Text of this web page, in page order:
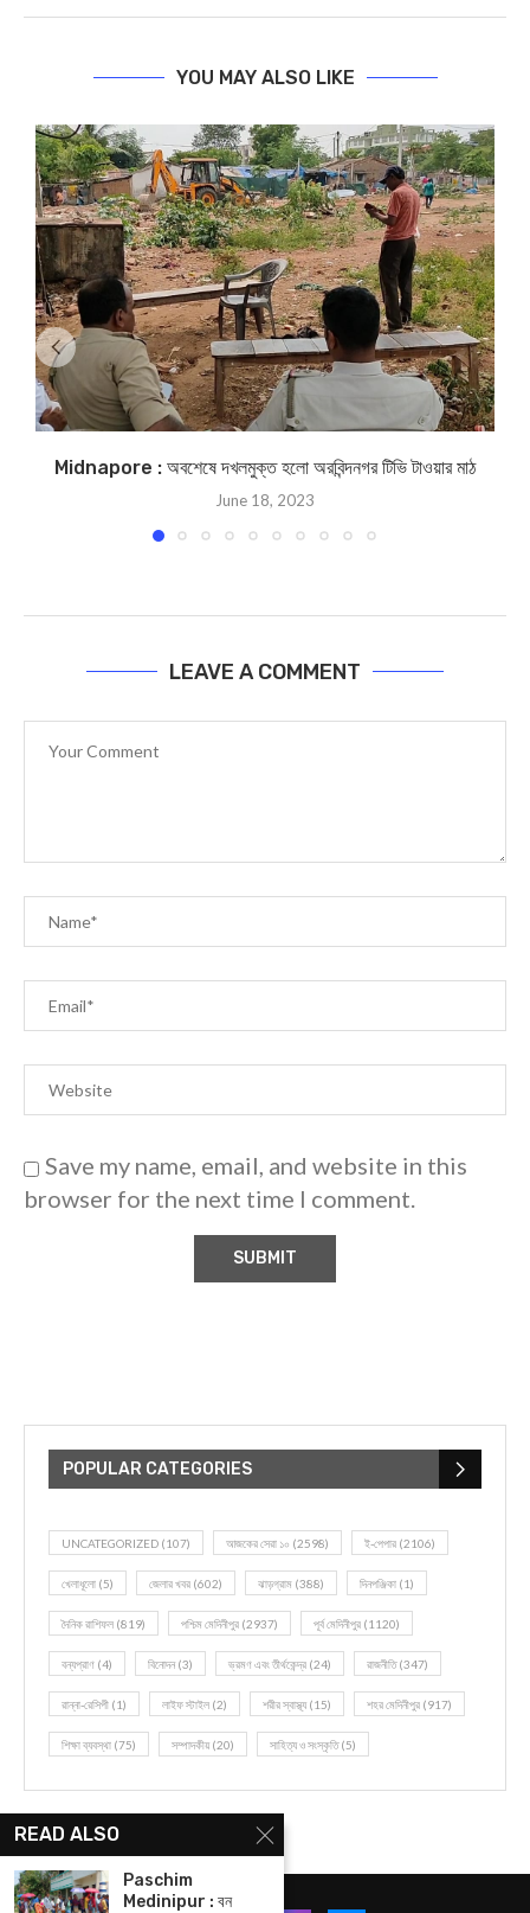
YOU MAY ALSO LIKE
Midnapore : অবশেষে দখলমুক্ত হলো অরবিন্দনগর টিভি টাওয়ার মাঠ
June 18, 2023
LEAVE A COMMENT
Save my name, email, and website in this
browser for the next time I comment.
POPULAR CATEGORIES
UNCATEGORIZED (107) আজকের সেরা ১০ (2598) ই-পেপার (2106)
খেলাধূলো (5) জেলার খবর (602) ঝাড়গ্রাম (388) দিনপঞ্জিকা (1)
দৈনিক রাশিফল (819) পশ্চিম মেদিনীপুর (2937) পূর্ব মেদিনীপুর (1120)
বন্যপ্রাণ (4) বিনোদন(3) ভ্রমণ এবং তীর্থকেন্দ্র (24) রাজনীতি(347)
রান্না-রেসিপী (1) লাইফ স্টাইল (2) শরীর স্বাস্থ্য (15) শহর মেদিনীপুর (917)
শিক্ষা ব্যবস্থা (75) সম্পাদকীয় (20) সাহিত্য ও সংস্কৃতি(5)
READ ALSO
Paschim
Medinipur : বন